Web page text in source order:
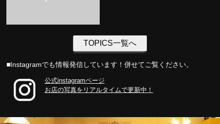
TOPICS一覧へ
■Instagramでも情報発信しています！併せてご覧ください。
公式instagramページ
お店の写真をリアルタイムで更新中！